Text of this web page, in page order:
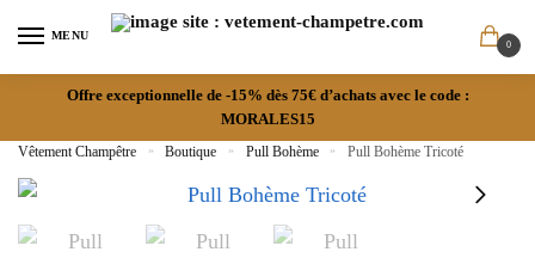
MENU
0
Offre exceptionnelle de -15% dès 75€ d’achats avec le code :
MORALES15
Vêtement Champêtre » Boutique » Pull Bohème » Pull Bohème Tricoté